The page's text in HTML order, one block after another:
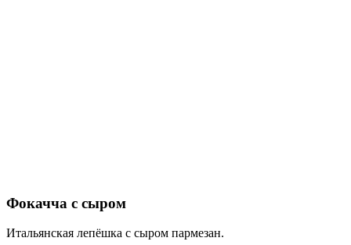
Фокачча с сыром
Итальянская лепёшка с сыром пармезан.